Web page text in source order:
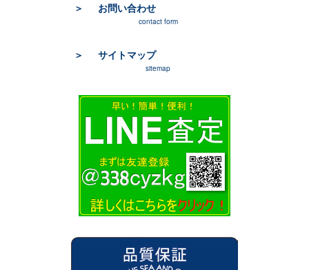
お問い合わせ
contact form
サイトマップ
sitemap